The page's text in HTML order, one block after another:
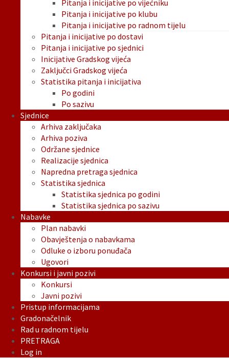
Pitanja i inicijative po vijećniku
Pitanja i inicijative po klubu
Pitanja i inicijative po radnom tijelu
Pitanja i inicijative po dostavi
Pitanja i inicijative po sjednici
Inicijative Gradskog vijeća
Zaključci Gradskog vijeća
Statistika pitanja i inicijativa
Po godini
Po sazivu
Sjednice
Arhiva zaključaka
Arhiva poziva
Održane sjednice
Realizacije sjednica
Napredna pretraga sjednica
Statistika sjednica
Statistika sjednica po godini
Statistika sjednica po sazivu
Nabavke
Plan nabavki
Obavještenja o nabavkama
Odluke o izboru ponuđača
Ugovori
Konkursi i javni pozivi
Konkursi
Javni pozivi
Pristup informacijama
Gradonačelnik
Rad u radnom tijelu
PRETRAGA
Log in